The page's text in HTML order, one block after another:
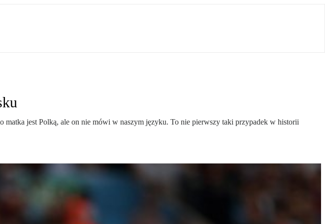
jest Polką, ale on nie mówi w naszym języku. To nie pierwszy taki przypadek w historii